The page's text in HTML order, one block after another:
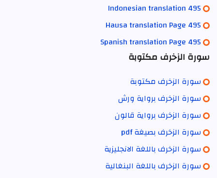
Indonesian translation 495
Hausa translation Page 495
Spanish translation Page 495
سورة الزخرف مكتوبة
سورة الزخرف مكتوبة
سورة الزخرف برواية ورش
سورة الزخرف برواية قالون
سورة الزخرف بصيغة pdf
سورة الزخرف باللغة الانجليزية
سورة الزخرف باللغة البنغالية